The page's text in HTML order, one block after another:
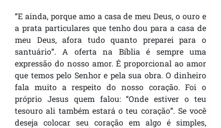
“E ainda, porque amo a casa de meu Deus, o ouro e
a prata particulares que tenho dou para a casa de
meu Deus, afora tudo quanto preparei para o
santuário”. A oferta na Bíblia é sempre uma
expressão do nosso amor. É proporcional ao amor
que temos pelo Senhor e pela sua obra. O dinheiro
fala muito a respeito do nosso coração. Foi o
próprio Jesus quem falou: “Onde estiver o teu
tesouro ali também estará o teu coração”. Se você
deseja colocar seu coração em algo é simples,